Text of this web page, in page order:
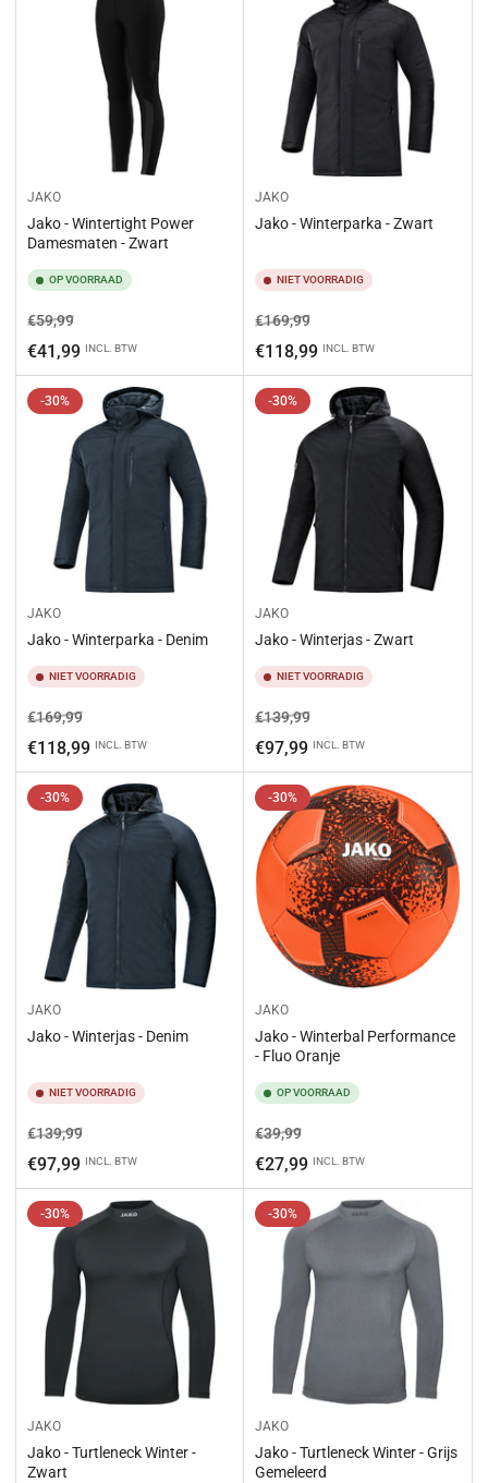
JAKO
Jako - Wintertight Power
Damesmaten - Zwart
OP VOORRAAD
Normale
prijs
€59,99Aanbiedingsprijs
€41,99 INCL. BTW
JAKO
Jako - Winterparka - Zwart
NIET VOORRADIG
Normale
prijs
€169,99Aanbiedingsprijs
€118,99 INCL. BTW
-30%
JAKO
Jako - Winterparka - Denim
NIET VOORRADIG
Normale
prijs
€169,99Aanbiedingsprijs
€118,99 INCL. BTW
-30%
JAKO
Jako - Winterjas - Zwart
NIET VOORRADIG
Normale
prijs
€139,99Aanbiedingsprijs
€97,99 INCL. BTW
-30%
JAKO
Jako - Winterjas - Denim
NIET VOORRADIG
Normale
prijs
€139,99Aanbiedingsprijs
€97,99 INCL. BTW
-30%
JAKO
Jako - Winterbal Performance
- Fluo Oranje
OP VOORRAAD
Normale
prijs
€39,99Aanbiedingsprijs
€27,99 INCL. BTW
-30%
JAKO
Jako - Turtleneck Winter -
Zwart
-30%
JAKO
Jako - Turtleneck Winter - Grijs
Gemeleerd